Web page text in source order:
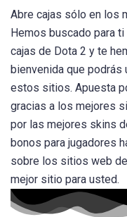
Abre cajas sólo en los
Hemos buscado para
cajas de Dota 2 y te
bienvenida que podrás
estos sitios. Apuesta
gracias a los mejores
por las mejores skins
bonos para jugadores
sobre los sitios web
mejor sitio para usted.